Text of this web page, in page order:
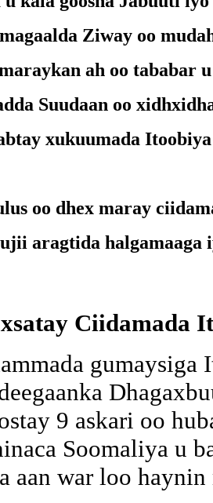
Ziway oo
ah oo tababar
Suudaan oo
xukuumada
oo dhex maray
aragtida halgamaaga
Ciidamada
gumaysiga
9 askari oo
Soomaliya u
aan war loo